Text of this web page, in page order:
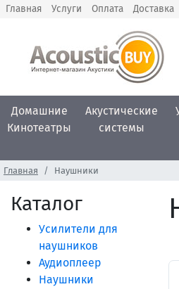
Главная Услуги Оплата Доставка
Домашние
Кинотеатры
Акустические
системы
Главная Наушники
Каталог
Усилители для
наушников
Аудиоплеер
Наушники